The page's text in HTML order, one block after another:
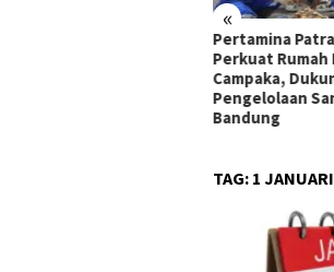
«
Pertamina Patra Niaga RJBB
Perkuat Rumah Maggot
Campaka, Dukung
Pengelolaan Sampah di Kota
TAG: 1 JANUARI